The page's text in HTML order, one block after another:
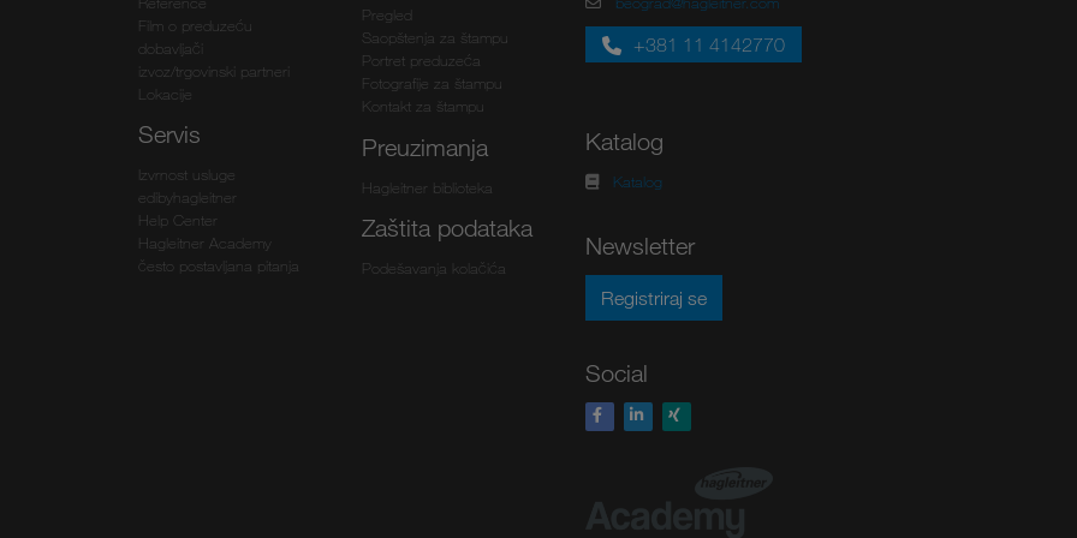
Film o preduzeću
dobavljači
izvoz/trgovinski partneri
Lokacije
Servis
Izvrnost usluge
edibyhagleitner
Help Center
Hagleitner Academy
često postavljana pitanja
Pregled
Saopštenja za štampu
Portret preduzeća
Fotografije za štampu
Kontakt za štampu
Preuzimanja
Hagleitner biblioteka
Zaštita podataka
Podešavanja kolačića
+381 11 4142770
Katalog
Katalog
Newsletter
Registriraj se
Social